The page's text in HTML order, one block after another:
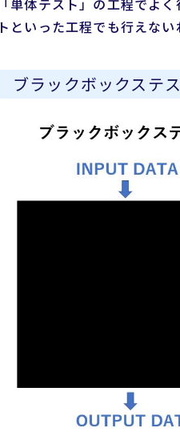
「単体テスト」の工程でよ
トといった工程でも行えな
ブラックボックステ